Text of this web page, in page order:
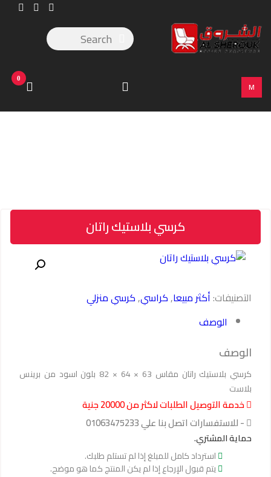
M
0
كرسي بلاستيك راتان
التصنيفات:أكثر مبيعا,كراسي,كرسي منزلي
الوصف
الوصف
كرسي بلاستيك راتان مقاس 63 × 64 × 82 بلون اسود من برينس
بلاست
خدمة التوصيل الطلبات لاكثر من 20000 جنية
- للاستفسارات اتصل بنا علي 01063475233
حماية المشتري.
استرداد كامل للمبلغ إذا لم تستلم طلبك.
يتم قبول الإرجاع إذا لم يكن المنتج كما هو موضح.